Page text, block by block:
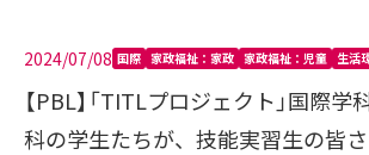
2024/07/08 国際 家政福祉：家政 家政福祉：児童 生活
【PBL】「TITLプロジェクト」国際
科の学生たちが、技能実習生の皆